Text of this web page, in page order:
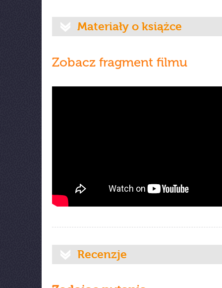
Materiały o książce
Zobacz fragment filmu
Recenzje